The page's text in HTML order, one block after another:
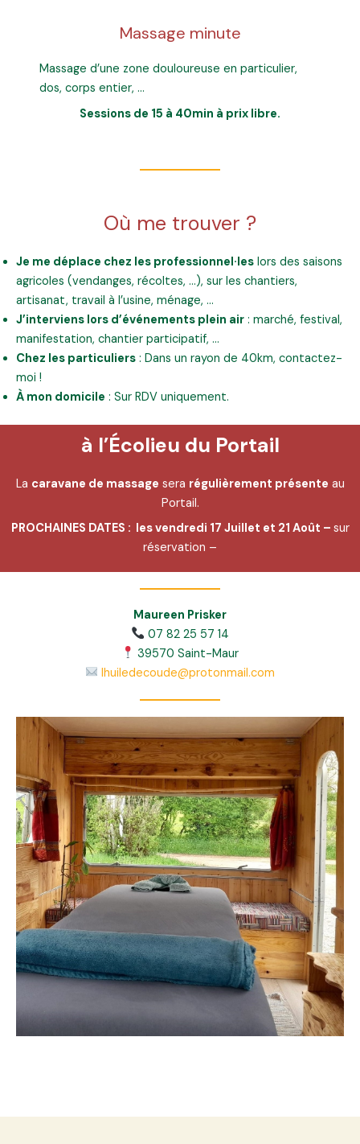
Massage minute
Massage d’une zone douloureuse en particulier,
dos, corps entier, …
Sessions de 15 à 40min à prix libre.
Où me trouver ?
Je me déplace chez les professionnel·les lors des saisons
agricoles (vendanges, récoltes, …), sur les chantiers,
artisanat, travail à l’usine, ménage, …
J’interviens lors d’événements plein air : marché, festival,
manifestation, chantier participatif, …
Chez les particuliers : Dans un rayon de 40km, contactez-
moi !
À mon domicile : Sur RDV uniquement.
à l’Écolieu du Portail
La caravane de massage sera régulièrement présente au
Portail.
PROCHAINES DATES : les vendredi 17 Juillet et 21 Août – sur
réservation –
Maureen Prisker
07 82 25 57 14
39570 Saint-Maur
lhuiledecoude@protonmail.com